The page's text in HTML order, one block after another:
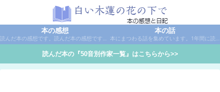
本の感想
読んだ本の感想です。読んだ本の感想です。本は作家名で50音別に分類しています。
本の話
本にまつわる話を集めています。1年間に読んだ本の総括や、本に関する話題など。
読んだ本の『50音別作家一覧』はこちらから>>